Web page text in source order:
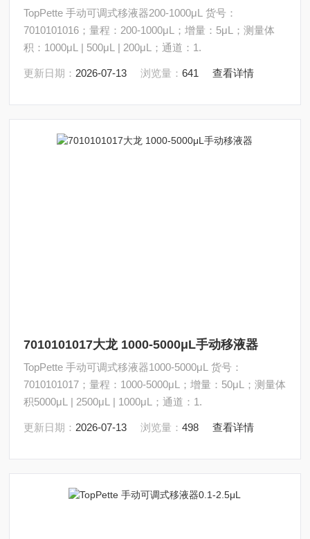
TopPette 手动可调式移液器200-1000μL 货号：
7010101016；量程：200-1000μL；增量：5μL；测量体
积：1000μL | 500μL | 200μL；通道：1.
更新日期： 2026-07-13 浏览量：641 查看详情
7010101017大龙 1000-5000μL手动移液器
TopPette 手动可调式移液器1000-5000μL 货号：
7010101017；量程：1000-5000μL；增量：50μL；测量体
积5000μL | 2500μL | 1000μL；通道：1.
更新日期： 2026-07-13 浏览量：498 查看详情